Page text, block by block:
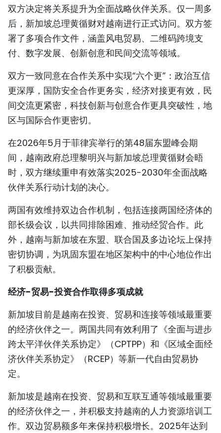
双方决定将关系提升为全面战略伙伴关系。仅一周多
后，新加坡总理黄循财对越南进行正式访问。双方签
署了多项合作文件，涵盖风电贸易、二维码跨境支
付、数字发展、创新创意和民间交流等领域。
双方一致同意在合作关系中实现“六个更”：政治互信
更深厚，国防安全合作更务实，经济对接更有效，民
间交流更紧密，科技创新与创意合作更具突破性，地
区与国际合作更密切。
在2026年5月于菲律宾举行的第48届东盟峰会期
间，越南政府总理黎明兴与新加坡总理黄循财会晤
时，双方继续重申有效落实2025-2030年全面战略
伙伴关系行动计划的决心。
两国有效维持双边合作机制，包括连接两国经济体的
部长级会议，以共同排除困难、推动经贸合作。此
外，越南与新加坡在东盟、联合国及多边论坛上保持
密切协调，为巩固东盟在地区架构中的中心地位作出
了积极贡献。
经济-贸易-投资合作取得多项成就
新加坡目前是越南在投资、贸易和连接等领域最重要
的经济伙伴之一。两国共同有效利用了《全面与进步
跨太平洋伙伴关系协定》（CPTPP）和《区域全面经
济伙伴关系协定》（RCEP）等新一代自由贸易协
定。
新加坡是越南在投资、贸易和互联互通等领域最重要
的经济伙伴之一，并积极支持越南的人力资源培训工
作。双边贸易额多年来保持积极增长。2025年达到